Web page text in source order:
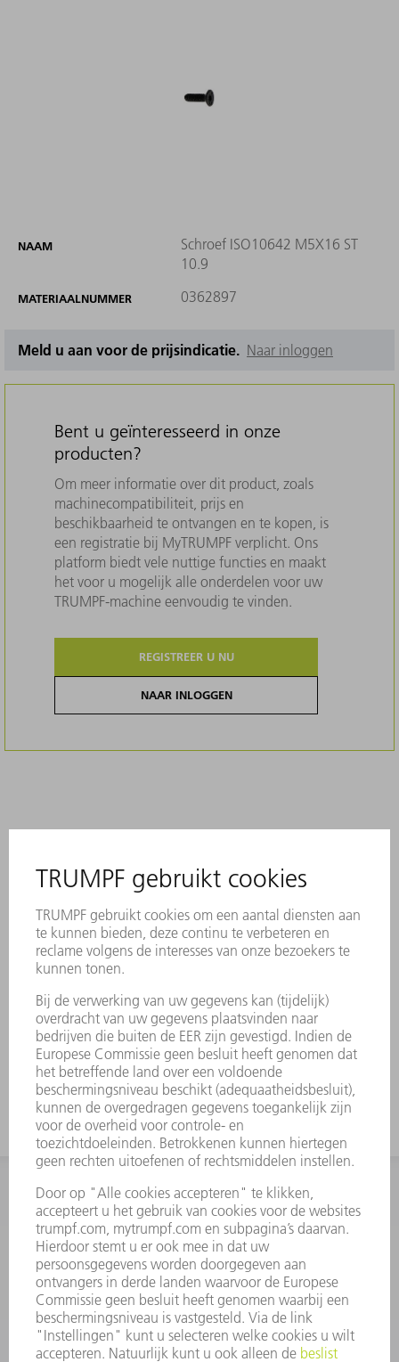
NAAM
Schroef ISO10642 M5X16 ST
10.9
MATERIAALNUMMER 0362897
Meld u aan voor de prijsindicatie. Naar inloggen
Bent u geïnteresseerd in onze
producten?
Om meer informatie over dit product, zoals
machinecompatibiliteit, prijs en
beschikbaarheid te ontvangen en te kopen, is
een registratie bij MyTRUMPF verplicht. Ons
platform biedt vele nuttige functies en maakt
het voor u mogelijk alle onderdelen voor uw
TRUMPF-machine eenvoudig te vinden.
REGISTREER U NU
NAAR INLOGGEN
Originele TRUMPF-accessoires -
plaatschroefdraadgereedschap (naar
beneden)
INFORMATIE
Veel gestelde vragen
Algemene voorwaarden
CONTACT
+31 88 4002 400
Ma. - vr. 8.00 - 17.00 uur
onderdelen.tnl@de.trumpf.com